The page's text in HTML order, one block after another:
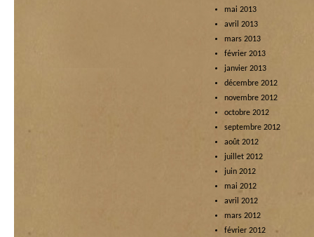
mai 2013
avril 2013
mars 2013
février 2013
janvier 2013
décembre 2012
novembre 2012
octobre 2012
septembre 2012
août 2012
juillet 2012
juin 2012
mai 2012
avril 2012
mars 2012
février 2012